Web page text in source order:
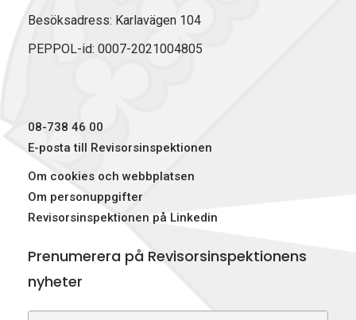
Besöksadress: Karlavägen 104
PEPPOL-id: 0007-2021004805
08-738 46 00
E-posta till Revisorsinspektionen
Om cookies och webbplatsen
Om personuppgifter
Revisorsinspektionen på Linkedin
Prenumerera på Revisorsinspektionens
nyheter